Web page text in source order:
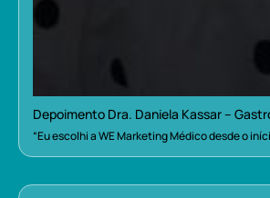
Depoimento Dra. Daniela Kassar –
“Eu escolhi a WE Marketing Médico desde o